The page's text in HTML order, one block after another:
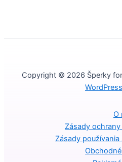
Copyright © 2026 Šperky
O
Zásady
Zásady